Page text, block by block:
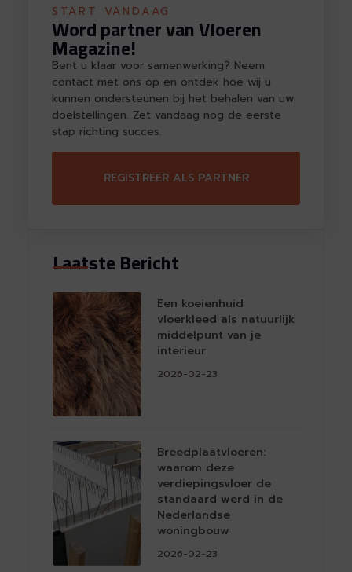
Laatste Bericht
Een koeienhuid
vloerkleed als natuurlijk
middelpunt van je
interieur
2026-02-23
Breedplaatvloeren:
waarom deze
verdiepingsvloer de
standaard werd in de
Nederlandse
woningbouw
2026-02-23
START VANDAAG
Word partner van Vloeren
Magazine!
Bent u klaar voor samenwerking? Neem
contact met ons op en ontdek hoe wij u
kunnen ondersteunen bij het behalen van uw
doelstellingen. Zet vandaag nog de eerste
stap richting succes.
REGISTREER ALS PARTNER